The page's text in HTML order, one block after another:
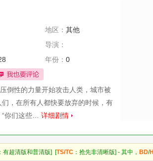
地区： 其他
导演：
年份： 0
倒性的力量开始攻击人类，城市被
，在所有人都快要放弃的时候，有
你们这些… 详细剧情
：有超清版和普清版] [TS/TC ：抢先非清晰版] - 其中， BD/